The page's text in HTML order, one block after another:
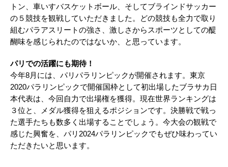
トン、車いすバスケットボール、そしてブラインドサッカー
の５競技を観戦していただきました。どの競技も全力で取り
組むパラアスリートの強さ、激しさからスポーツとしての醍
醐味を感じられたのではないか、と思っています。
パリでの活躍にも期待！
今年8月には、パリパラリンピックが開催されます。東京
2020パラリンピックで開催国枠として初出場したブラサカ日
本代表は、今回自力で出場権を獲得。現在世界ランキングは
３位と、メダル獲得を狙えるポジションです。決勝戦で戦っ
た選手たちも数多く出場することでしょう。今大会の観戦で
感じた興奮を、パリ2024パラリンピックでもぜひ味わってい
ただきたいと思います。